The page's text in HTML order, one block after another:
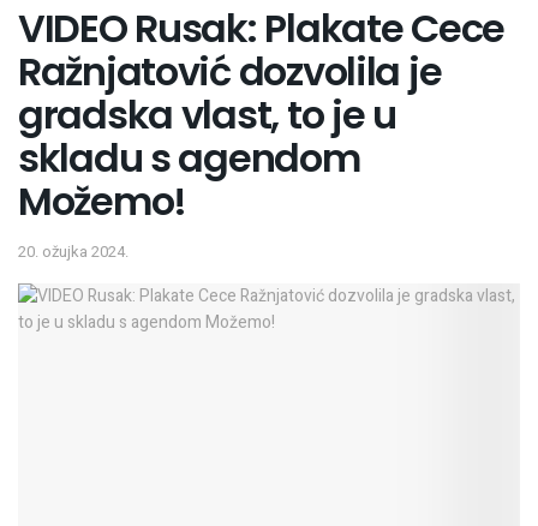
VIDEO Rusak: Plakate Cece
Ražnjatović dozvolila je
gradska vlast, to je u
skladu s agendom
Možemo!
20. ožujka 2024.